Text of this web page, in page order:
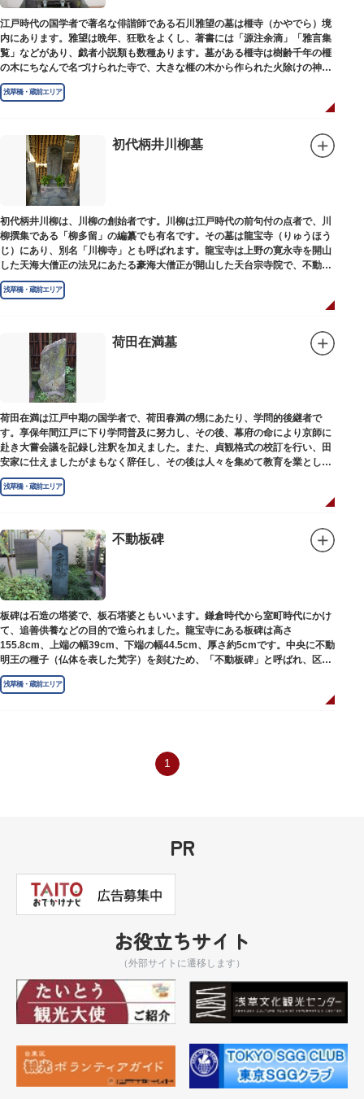
江戸時代の国学者で著名な俳諧師である石川雅望の墓は榧寺（かやでら）境
内にあります。雅望は晩年、狂歌をよくし、著書には「源注余滴」「雅言集
覧」などがあり、戯者小説類も数種あります。墓がある榧寺は樹齢千年の榧
の木にちなんで名づけられた寺で、大きな榧の木から作られた火除けの神、
秋葉権現で知られています。
浅草橋・蔵前エリア
初代柄井川柳墓
初代柄井川柳は、川柳の創始者です。川柳は江戸時代の前句付の点者で、川
柳撰集である「柳多留」の編纂でも有名です。その墓は龍宝寺（りゅうほう
じ）にあり、別名「川柳寺」とも呼ばれます。龍宝寺は上野の寛永寺を開山
した天海大僧正の法兄にあたる豪海大僧正が開山した天台宗寺院で、不動明
王の梵字を刻んだ板碑が境内に残っています。
浅草橋・蔵前エリア
荷田在満墓
荷田在満は江戸中期の国学者で、荷田春満の甥にあたり、学問的後継者で
す。享保年間江戸に下り学問普及に努力し、その後、幕府の命により京師に
赴き大嘗会議を記録し注釈を加えました。また、貞観格式の校訂を行い、田
安家に仕えましたがまもなく辞任し、その後は人々を集めて教育を業としま
した。お墓は金竜寺（きんりゅうじ）境内にあります。
浅草橋・蔵前エリア
不動板碑
板碑は石造の塔婆で、板石塔婆ともいいます。鎌倉時代から室町時代にかけ
て、追善供養などの目的で造られました。龍宝寺にある板碑は高さ
155.8cm、上端の幅39cm、下端の幅44.5cm、厚さ約5cmです。中央に不動
明王の種子（仏体を表した梵字）を刻むため、「不動板碑」と呼ばれ、区内
現存の板碑を代表するもののひとつです。
浅草橋・蔵前エリア
1
PR
お役立ちサイト
（外部サイトに遷移します）